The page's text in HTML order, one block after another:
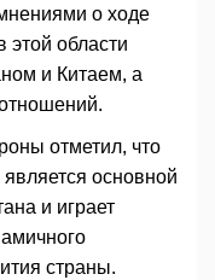
о ходе
этой области
и Китаем, а
отметил, что
основной
и играет
страны.